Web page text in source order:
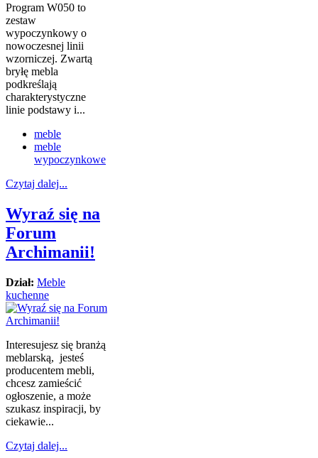
Program W050 to
zestaw
wypoczynkowy o
nowoczesnej linii
wzorniczej. Zwartą
bryłę mebla
podkreślają
charakterystyczne
linie podstawy i...
meble
meble
wypoczynkowe
Czytaj dalej...
Wyraź się na
Forum
Archimanii!
Dział: Meble
kuchenne
Interesujesz się branżą
meblarską, jesteś
producentem mebli,
chcesz zamieścić
ogłoszenie, a może
szukasz inspiracji, by
ciekawie...
Czytaj dalej...